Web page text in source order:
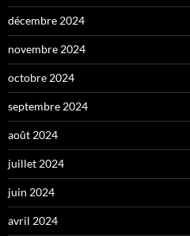
décembre 2024
novembre 2024
octobre 2024
septembre 2024
août 2024
juillet 2024
juin 2024
avril 2024